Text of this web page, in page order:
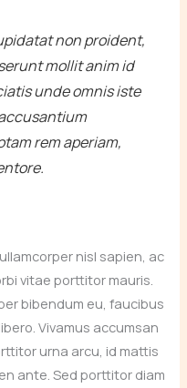
non proident,
mollit anim id
unde omnis iste
rem aperiam,
nisl sapien, ac
vitae porttitor mauris.
bibendum eu, faucibus
Vivamus accumsan
urna arcu, id mattis
ante. Sed porttitor diam